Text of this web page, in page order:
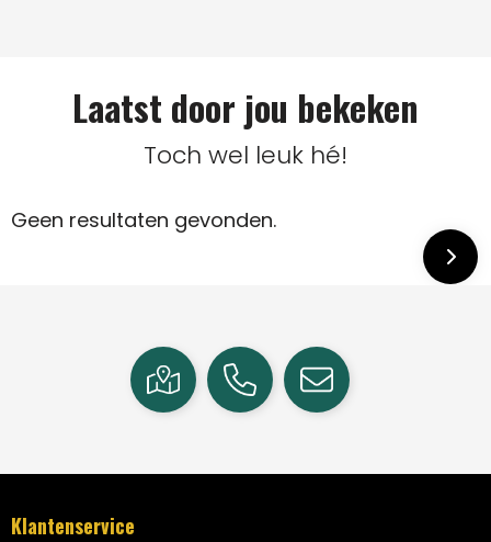
Laatst door jou bekeken
Toch wel leuk hé!
Geen resultaten gevonden.
Klantenservice